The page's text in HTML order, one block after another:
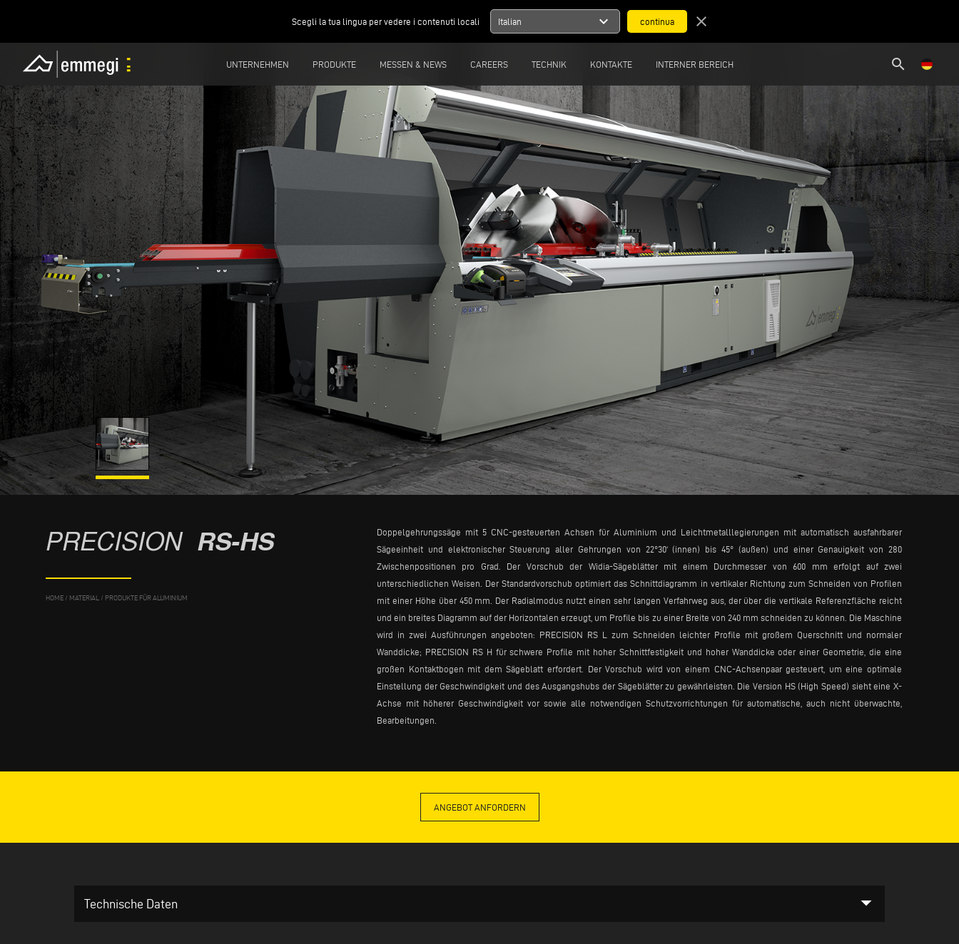
Scegli la tua lingua per vedere i contenuti locali Italian expand_more close
UNTERNEHMEN PRODUKTE MESSEN & NEWS CAREERS TECHNIK KONTAKTE INTERNER BEREICH search
PRECISION RS-HS
HOME/ MATERIAL/ PRODUKTE FÜR ALUMINIUM
Doppelgehrungssäge mit 5 CNC-gesteuerten Achsen für Aluminium und Leichtmetalllegierungen mit automatisch ausfahrbarer
Sägeeinheit und elektronischer Steuerung aller Gehrungen von 22°30‘ (innen) bis 45° (außen) und einer Genauigkeit von 280
Zwischenpositionen pro Grad. Der Vorschub der Widia-Sägeblätter mit einem Durchmesser von 600 mm erfolgt auf zwei
unterschiedlichen Weisen. Der Standardvorschub optimiert das Schnittdiagramm in vertikaler Richtung zum Schneiden von Profilen
mit einer Höhe über 450 mm. Der Radialmodus nutzt einen sehr langen Verfahrweg aus, der über die vertikale Referenzfläche reicht
und ein breites Diagramm auf der Horizontalen erzeugt, um Profile bis zu einer Breite von 240 mm schneiden zu können. Die Maschine
wird in zwei Ausführungen angeboten: PRECISION RS L zum Schneiden leichter Profile mit großem Querschnitt und normaler
Wanddicke; PRECISION RS H für schwere Profile mit hoher Schnittfestigkeit und hoher Wanddicke oder einer Geometrie, die eine
großen Kontaktbogen mit dem Sägeblatt erfordert. Der Vorschub wird von einem CNC-Achsenpaar gesteuert, um eine optimale
Einstellung der Geschwindigkeit und des Ausgangshubs der Sägeblätter zu gewährleisten. Die Version HS (High Speed) sieht eine X-
Achse mit höherer Geschwindigkeit vor sowie alle notwendigen Schutzvorrichtungen für automatische, auch nicht überwachte,
Bearbeitungen.
ANGEBOT ANFORDERN
Technische Daten arrow_drop_down